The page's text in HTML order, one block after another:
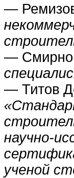
—
—
— Титов
научно-
ученой